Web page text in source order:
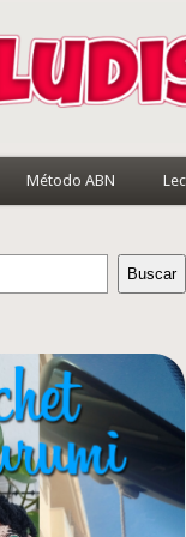
Método ABN
Buscar